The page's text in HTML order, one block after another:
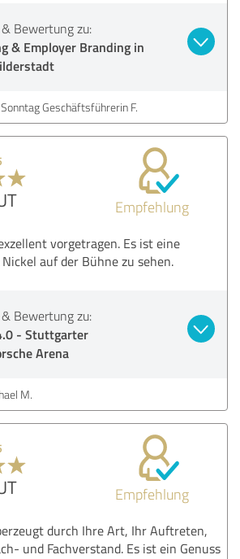
Bewertung zu:
& Employer Branding in
Geschäftsführerin F.
Empfehlung
vorgetragen. Es ist eine
auf der Bühne zu sehen.
Bewertung zu:
- Stuttgarter
Arena
M.
Empfehlung
durch Ihre Art, Ihr Auftreten,
und Fachverstand. Es ist ein Genuss